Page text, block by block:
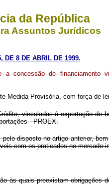
da República
Assuntos Jurídicos
DE 8 DE ABRIL DE 1999.
a concessão de financiamento
Medida Provisória, com força de
vinculadas à exportação de
- PROEX.
disposto no artigo anterior,
com os praticados no mercado
quais preexistam obrigações